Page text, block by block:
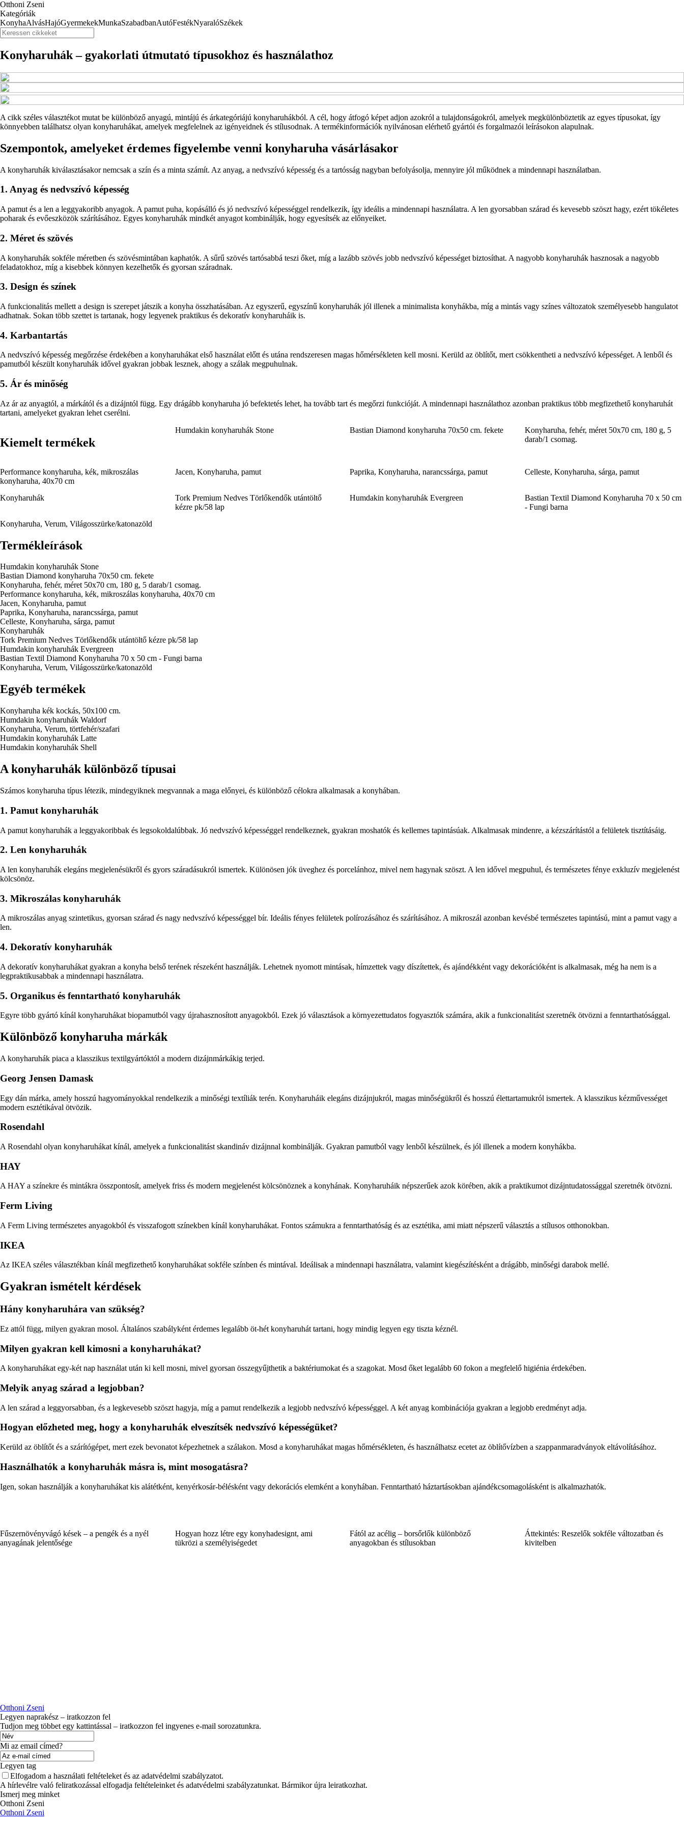
Otthoni Zseni
Kategóriák
KonyhaAlvásHajóGyermekekMunkaSzabadbanAutóFestékNyaralóSzékek
Konyharuhák – gyakorlati útmutató típusokhoz és használathoz
A cikk széles választékot mutat be különböző anyagú, mintájú és árkategóriájú konyharuhákból. A cél, hogy átfogó képet adjon azokról a tulajdonságokról, amelyek megkülönböztetik az egyes típusokat, így
könnyebben találhatsz olyan konyharuhákat, amelyek megfelelnek az igényeidnek és stílusodnak. A termékinformációk nyilvánosan elérhető gyártói és forgalmazói leírásokon alapulnak.
Szempontok, amelyeket érdemes figyelembe venni konyharuha vásárlásakor
A konyharuhák kiválasztásakor nemcsak a szín és a minta számít. Az anyag, a nedvszívó képesség és a tartósság nagyban befolyásolja, mennyire jól működnek a mindennapi használatban.
1. Anyag és nedvszívó képesség
A pamut és a len a leggyakoribb anyagok. A pamut puha, kopásálló és jó nedvszívó képességgel rendelkezik, így ideális a mindennapi használatra. A len gyorsabban szárad és kevesebb szöszt hagy, ezért tökéletes
poharak és evőeszközök szárításához. Egyes konyharuhák mindkét anyagot kombinálják, hogy egyesítsék az előnyeiket.
2. Méret és szövés
A konyharuhák sokféle méretben és szövésmintában kaphatók. A sűrű szövés tartósabbá teszi őket, míg a lazább szövés jobb nedvszívó képességet biztosíthat. A nagyobb konyharuhák hasznosak a nagyobb
feladatokhoz, míg a kisebbek könnyen kezelhetők és gyorsan száradnak.
3. Design és színek
A funkcionalitás mellett a design is szerepet játszik a konyha összhatásában. Az egyszerű, egyszínű konyharuhák jól illenek a minimalista konyhákba, míg a mintás vagy színes változatok személyesebb hangulatot
adhatnak. Sokan több szettet is tartanak, hogy legyenek praktikus és dekoratív konyharuháik is.
4. Karbantartás
A nedvszívó képesség megőrzése érdekében a konyharuhákat első használat előtt és utána rendszeresen magas hőmérsékleten kell mosni. Kerüld az öblítőt, mert csökkentheti a nedvszívó képességet. A lenből és
pamutból készült konyharuhák idővel gyakran jobbak lesznek, ahogy a szálak megpuhulnak.
5. Ár és minőség
Az ár az anyagtól, a márkától és a dizájntól függ. Egy drágább konyharuha jó befektetés lehet, ha tovább tart és megőrzi funkcióját. A mindennapi használathoz azonban praktikus több megfizethető konyharuhát
tartani, amelyeket gyakran lehet cserélni.
Kiemelt termékek
Humdakin konyharuhák Stone Bastian Diamond konyharuha 70x50 cm. fekete
Konyharuha, fehér, méret 50x70 cm, 180 g, 5
darab/1 csomag.
Performance konyharuha, kék, mikroszálas
konyharuha, 40x70 cm
Jacen, Konyharuha, pamut Paprika, Konyharuha, narancssárga, pamut Celleste, Konyharuha, sárga, pamut
Konyharuhák
Tork Premium Nedves Törlőkendők utántöltő
kézre pk/58 lap
Humdakin konyharuhák Evergreen
Bastian Textil Diamond Konyharuha 70 x 50 cm
- Fungi barna
Konyharuha, Verum, Világosszürke/katonazöld
Termékleírások
Humdakin konyharuhák Stone
Bastian Diamond konyharuha 70x50 cm. fekete
Konyharuha, fehér, méret 50x70 cm, 180 g, 5 darab/1 csomag.
Performance konyharuha, kék, mikroszálas konyharuha, 40x70 cm
Jacen, Konyharuha, pamut
Paprika, Konyharuha, narancssárga, pamut
Celleste, Konyharuha, sárga, pamut
Konyharuhák
Tork Premium Nedves Törlőkendők utántöltő kézre pk/58 lap
Humdakin konyharuhák Evergreen
Bastian Textil Diamond Konyharuha 70 x 50 cm - Fungi barna
Konyharuha, Verum, Világosszürke/katonazöld
Egyéb termékek
Konyharuha kék kockás, 50x100 cm.
Humdakin konyharuhák Waldorf
Konyharuha, Verum, törtfehér/szafari
Humdakin konyharuhák Latte
Humdakin konyharuhák Shell
A konyharuhák különböző típusai
Számos konyharuha típus létezik, mindegyiknek megvannak a maga előnyei, és különböző célokra alkalmasak a konyhában.
1. Pamut konyharuhák
A pamut konyharuhák a leggyakoribbak és legsokoldalúbbak. Jó nedvszívó képességgel rendelkeznek, gyakran moshatók és kellemes tapintásúak. Alkalmasak mindenre, a kézszárítástól a felületek tisztításáig.
2. Len konyharuhák
A len konyharuhák elegáns megjelenésükről és gyors száradásukról ismertek. Különösen jók üveghez és porcelánhoz, mivel nem hagynak szöszt. A len idővel megpuhul, és természetes fénye exkluzív megjelenést
kölcsönöz.
3. Mikroszálas konyharuhák
A mikroszálas anyag szintetikus, gyorsan szárad és nagy nedvszívó képességgel bír. Ideális fényes felületek polírozásához és szárításához. A mikroszál azonban kevésbé természetes tapintású, mint a pamut vagy a
len.
4. Dekoratív konyharuhák
A dekoratív konyharuhákat gyakran a konyha belső terének részeként használják. Lehetnek nyomott mintásak, hímzettek vagy díszítettek, és ajándékként vagy dekorációként is alkalmasak, még ha nem is a
legpraktikusabbak a mindennapi használatra.
5. Organikus és fenntartható konyharuhák
Egyre több gyártó kínál konyharuhákat biopamutból vagy újrahasznosított anyagokból. Ezek jó választások a környezettudatos fogyasztók számára, akik a funkcionalitást szeretnék ötvözni a fenntarthatósággal.
Különböző konyharuha márkák
A konyharuhák piaca a klasszikus textilgyártóktól a modern dizájnmárkákig terjed.
Georg Jensen Damask
Egy dán márka, amely hosszú hagyományokkal rendelkezik a minőségi textíliák terén. Konyharuháik elegáns dizájnjukról, magas minőségükről és hosszú élettartamukról ismertek. A klasszikus kézművességet
modern esztétikával ötvözik.
Rosendahl
A Rosendahl olyan konyharuhákat kínál, amelyek a funkcionalitást skandináv dizájnnal kombinálják. Gyakran pamutból vagy lenből készülnek, és jól illenek a modern konyhákba.
HAY
A HAY a színekre és mintákra összpontosít, amelyek friss és modern megjelenést kölcsönöznek a konyhának. Konyharuháik népszerűek azok körében, akik a praktikumot dizájntudatossággal szeretnék ötvözni.
Ferm Living
A Ferm Living természetes anyagokból és visszafogott színekben kínál konyharuhákat. Fontos számukra a fenntarthatóság és az esztétika, ami miatt népszerű választás a stílusos otthonokban.
IKEA
Az IKEA széles választékban kínál megfizethető konyharuhákat sokféle színben és mintával. Ideálisak a mindennapi használatra, valamint kiegészítésként a drágább, minőségi darabok mellé.
Gyakran ismételt kérdések
Hány konyharuhára van szükség?
Ez attól függ, milyen gyakran mosol. Általános szabályként érdemes legalább öt-hét konyharuhát tartani, hogy mindig legyen egy tiszta kéznél.
Milyen gyakran kell kimosni a konyharuhákat?
A konyharuhákat egy-két nap használat után ki kell mosni, mivel gyorsan összegyűjthetik a baktériumokat és a szagokat. Mosd őket legalább 60 fokon a megfelelő higiénia érdekében.
Melyik anyag szárad a legjobban?
A len szárad a leggyorsabban, és a legkevesebb szöszt hagyja, míg a pamut rendelkezik a legjobb nedvszívó képességgel. A két anyag kombinációja gyakran a legjobb eredményt adja.
Hogyan előzheted meg, hogy a konyharuhák elveszítsék nedvszívó képességüket?
Kerüld az öblítőt és a szárítógépet, mert ezek bevonatot képezhetnek a szálakon. Mosd a konyharuhákat magas hőmérsékleten, és használhatsz ecetet az öblítővízben a szappanmaradványok eltávolításához.
Használhatók a konyharuhák másra is, mint mosogatásra?
Igen, sokan használják a konyharuhákat kis alátétként, kenyérkosár-bélésként vagy dekorációs elemként a konyhában. Fenntartható háztartásokban ajándékcsomagolásként is alkalmazhatók.
Fűszernövényvágó kések – a pengék és a nyél
anyagának jelentősége
Hogyan hozz létre egy konyhadesignt, ami
tükrözi a személyiségedet
Fától az acélig – borsőrlők különböző
anyagokban és stílusokban
Áttekintés: Reszelők sokféle változatban és
kivitelben
Otthoni Zseni
Legyen naprakész – iratkozzon fel
Tudjon meg többet egy kattintással – iratkozzon fel ingyenes e-mail sorozatunkra.
Mi az email címed?
Legyen tag
Elfogadom a használati feltételeket és az adatvédelmi szabályzatot.
A hírlevélre való feliratkozással elfogadja feltételeinket és adatvédelmi szabályzatunkat. Bármikor újra leiratkozhat.
Ismerj meg minket
Otthoni Zseni
Otthoni Zseni